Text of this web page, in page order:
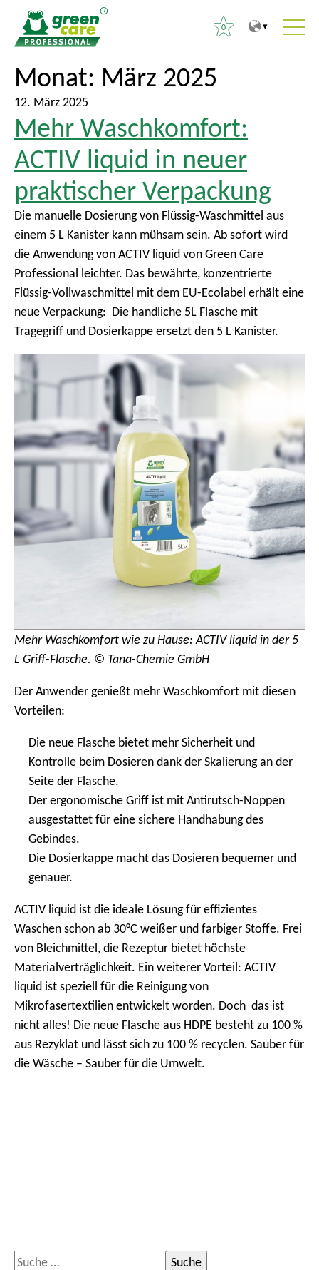
0
S
u
c
h
n
a
c
h
:
Monat: März 2025
12. März 2025
Mehr Waschkomfort:
ACTIV liquid in neuer
praktischer Verpackung
Die manuelle Dosierung von Flüssig-Waschmittel aus
einem 5 L Kanister kann mühsam sein. Ab sofort wird
die Anwendung von ACTIV liquid von Green Care
Professional leichter. Das bewährte, konzentrierte
Flüssig-Vollwaschmittel mit dem EU-Ecolabel erhält eine
neue Verpackung: Die handliche 5L Flasche mit
Tragegriff und Dosierkappe ersetzt den 5 L Kanister.
Mehr Waschkomfort wie zu Hause: ACTIV liquid in der 5
L Griff-Flasche. © Tana-Chemie GmbH
Der Anwender genießt mehr Waschkomfort mit diesen
Vorteilen:
Die neue Flasche bietet mehr Sicherheit und
Kontrolle beim Dosieren dank der Skalierung an der
Seite der Flasche.
Der ergonomische Griff ist mit Antirutsch-Noppen
ausgestattet für eine sichere Handhabung des
Gebindes.
Die Dosierkappe macht das Dosieren bequemer und
genauer.
ACTIV liquid ist die ideale Lösung für effizientes
Waschen schon ab 30°C weißer und farbiger Stoffe. Frei
von Bleichmittel, die Rezeptur bietet höchste
Materialverträglichkeit. Ein weiterer Vorteil: ACTIV
liquid ist speziell für die Reinigung von
Mikrofasertextilien entwickelt worden. Doch das ist
nicht alles! Die neue Flasche aus HDPE besteht zu 100 %
aus Rezyklat und lässt sich zu 100 % recyclen. Sauber für
die Wäsche – Sauber für die Umwelt.
S